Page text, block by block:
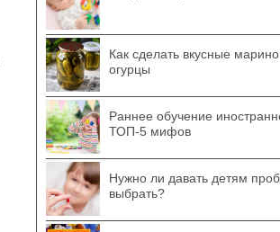
Как сделать вкусные
огурцы
Раннее обучение
ТОП-5 мифов
Нужно ли давать детям
выбрать?